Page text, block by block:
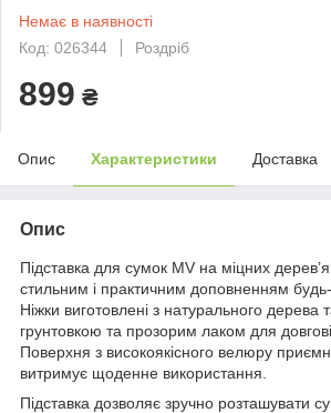
Немає в наявності
Код: 026344
Роздріб
899 ₴
Опис Характеристики Доставка
Опис
Підставка для сумок MV на міцних
стильним і практичним доповненням будь-
Ніжки виготовлені з натурального дерева
грунтовкою та прозорим лаком для
Поверхня з високоякісного велюру
витримує щоденне використання.
Підставка дозволяє зручно розташувати